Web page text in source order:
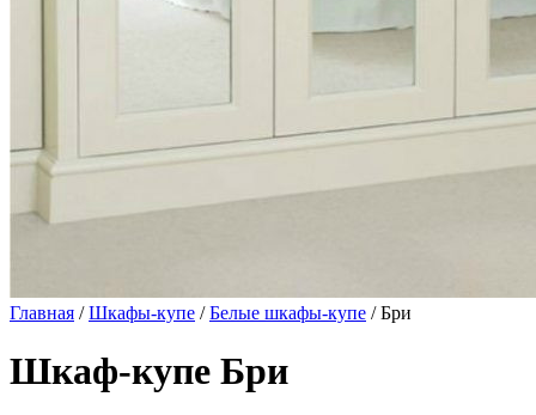
Главная /Шкафы-купе /Белые шкафы-купе / Бри
Шкаф-купе Бри